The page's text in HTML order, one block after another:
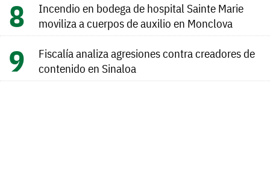
Incendio en bodega de hospital Sainte Marie
moviliza a cuerpos de auxilio en Monclova
Fiscalía analiza agresiones contra creadores de
contenido en Sinaloa